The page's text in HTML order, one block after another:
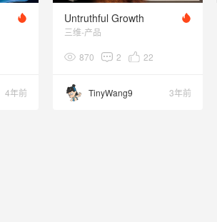
4年前
Untruthful Growth
三维-产品
870 2 22
TinyWang9 3年前